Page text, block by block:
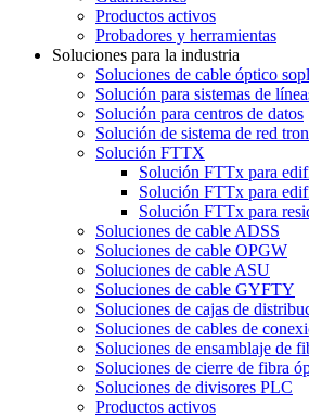
Productos activos
Probadores y herramientas
Soluciones para la industria
Soluciones de cable óptico
Solución para sistemas de
Solución para centros de datos
Solución de sistema de red
Solución FTTX
Solución FTTx para
Solución FTTx para
Solución FTTx para
Soluciones de cable ADSS
Soluciones de cable OPGW
Soluciones de cable ASU
Soluciones de cable GYFTY
Soluciones de cajas de
Soluciones de cables de
Soluciones de ensamblaje de
Soluciones de cierre de fibra
Soluciones de divisores PLC
Productos activos